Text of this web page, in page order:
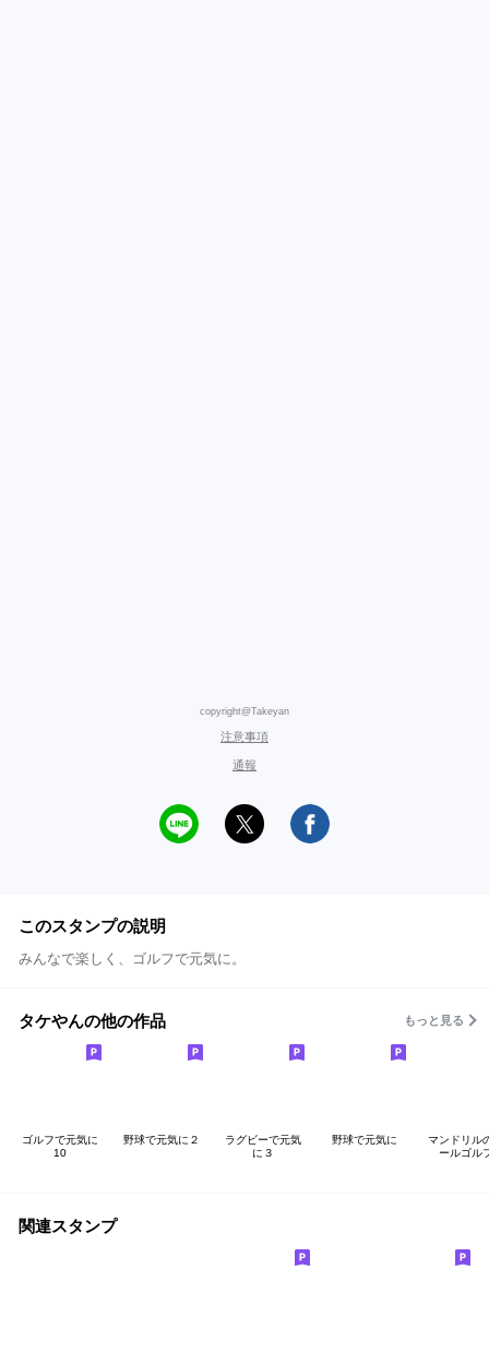
copyright@Takeyan
注意事項
通報
このスタンプの説明
みんなで楽しく、ゴルフで元気に。
タケやんの他の作品 もっと見る
ゴルフで元気に
10
野球で元気に２
ラグビーで元気
に３
野球で元気に
マンドリル
ールゴル
関連スタンプ